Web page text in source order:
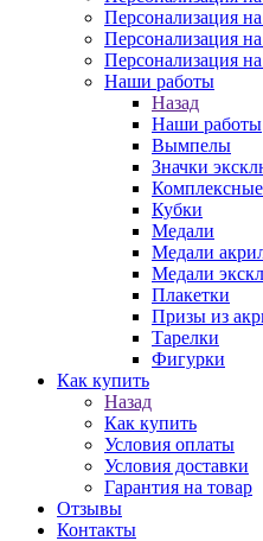
Персонализация
Персонализация на
Персонализация
Наши работы
Назад
Наши работы
Вымпелы
Значки
Комплексные
Кубки
Медали
Медали
Медали
Плакетки
Призы из
Тарелки
Фигурки
Как купить
Назад
Как купить
Условия оплаты
Условия доставки
Гарантия на товар
Отзывы
Контакты